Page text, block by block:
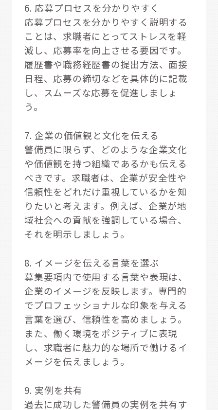
6. 応募プロセスを分かりやすく
応募プロセスを分かりやすく説明する
ことは、求職者にとってストレスを軽
減し、応募率を向上させる要因です。
履歴書や職務経歴書の提出方法、面接
日程、応募の締切などを具体的に記載
し、スムーズな応募を促進しましょ
う。
7. 企業の価値観と文化を伝える
警備員に限らず、どのような企業文化
や価値観を持つ組織であるかも伝える
べきです。求職者は、企業が安全性や
信頼性をどれだけ重視しているかを知
りたいと考えます。例えば、企業が地
域社会への貢献を強調している場合、
それを明示しましょう。
8. イメージを伝える言葉を選ぶ
募集要項内で使用する言葉や表現は、
企業のイメージを反映します。専門的
でプロフェッショナルな印象を与える
言葉を選び、信頼性を高めましょう。
また、働く環境をポジティブに表現
し、求職者に魅力的な場所で働けるイ
メージを伝えましょう。
9. 実例を共有
過去に成功した警備員の実例を共有す